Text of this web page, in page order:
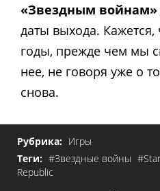
«Звездным войнам»
даты выхода. Кажется,
годы, прежде чем мы
нее, не говоря уже о
снова.
Рубрика: Игры
Теги: #Звездные войны
Republic